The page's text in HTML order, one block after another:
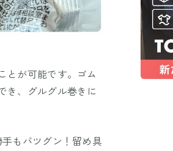
とが可能です。ゴム
き、グルグル巻きに
もバツグン！留め具